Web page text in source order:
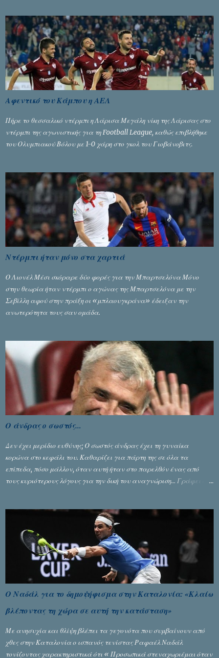
Αφεντικό του Κάμπου η ΑΕΛ
Πήρε το θεσσαλικό ντέρμπι η Λάρισα Μεγάλη νίκη της Λάρισας στο
ντέρμπι της αγωνιστικής για τη Football League, καθώς επιβλήθηκε
του Ολυμπιακού Βόλου με 1-0 χάρη στο γκολ του Γιοβάνοβιτς.
Ντέρμπι ήταν μόνο στα χαρτιά
Ο Λιονέλ Μέσι σκόραρε δύο φορές για την Μπαρτσελόνα Μόνο
στην θεωρία ήταν ντέρμπι ο αγώνας της Μπαρτσελόνα με την
Σεβίλλη αφού στην πράξη οι «μπλαουγκράνα» έδειξαν την
ανωτερότητα τους σαν ομάδα.
Ο άνδρας ο σωστός...
Δεν έχει μερίδιο ευθύνης; Ο σωστός άνδρας έχει τη γυναίκα
κορώνα στο κεφάλι του. Καθαρίζει για πάρτη της σε όλα τα
επίπεδα, πόσο μάλλον, όταν αυτή ήταν στο παρελθόν ένας από
τους κυριότερους λόγους για την δική του αναγνώριση... Γράφει ο
Ο Ναδάλ για το δημοψήφισμα στην Καταλονία: «Κλαίω
βλέποντας τη χώρα σε αυτή την κατάσταση»
Με ανησυχία και θλίψη βλέπει τα γεγονότα που συμβαίνουν από
χθες στην Καταλονία ο ισπανός τενίστας Ραφαέλ Ναδάλ
τονίζοντας χαρακτηριστικά ότι « Προσωπικά στεναχωριέμαι όταν